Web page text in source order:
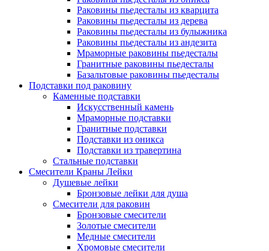
Раковины пьедесталы из кварцита
Раковины пьедесталы из дерева
Раковины пьедесталы из булыжника
Раковины пьедесталы из андезита
Мраморные раковины пьедесталы
Гранитные раковины пьедесталы
Базальтовые раковины пьедесталы
Подставки под раковину
Каменные подставки
Искусственный камень
Мраморные подставки
Гранитные подставки
Подставки из оникса
Подставки из травертина
Стальные подставки
Смесители Краны Лейки
Душевые лейки
Бронзовые лейки для душа
Смесители для раковин
Бронзовые смесители
Золотые смесители
Медные смесители
Хромовые смесители